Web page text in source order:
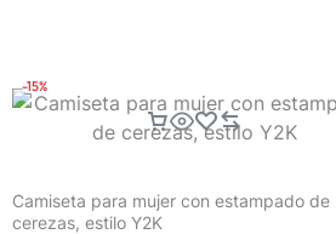
-15%
Camiseta para mujer con estampado de
cerezas, estilo Y2K